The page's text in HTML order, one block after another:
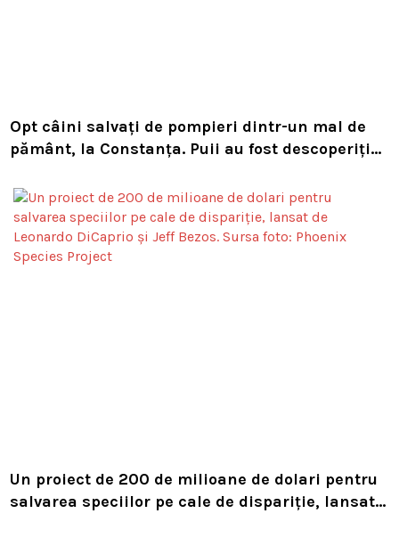
Opt câini salvați de pompieri dintr-un mal de
pământ, la Constanța. Puii au fost descoperiți
Un proiect de 200 de milioane de dolari pentru
salvarea speciilor pe cale de dispariție, lansat